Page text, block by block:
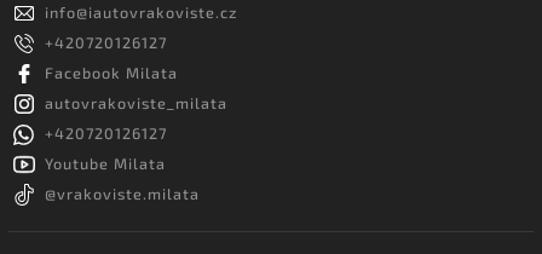
info@iautovrakoviste.cz
+420720126127
Facebook Milata
autovrakoviste_milata
+420720126127
Youtube Milata
@vrakoviste.milata